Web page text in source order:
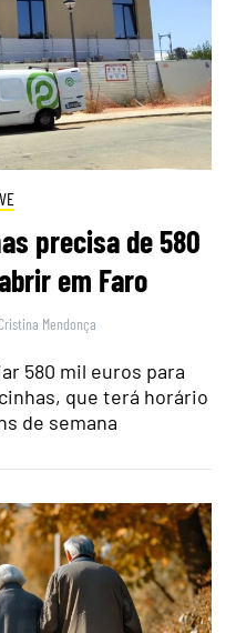
precisa de 580
em Faro
Cristina Mendonça
580 mil euros para
que terá horário
de semana